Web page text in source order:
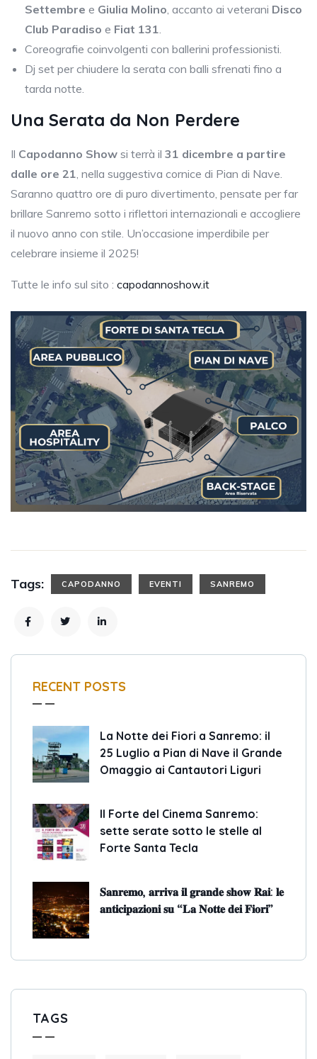
Settembre e Giulia Molino , accanto ai veterani Disco
Club Paradiso e Fiat 131
Coreografie coinvolgenti con ballerini professionisti.
Dj set per chiudere la serata con balli sfrenati fino a
tarda notte.
Una Serata da Non Perdere
Il Capodanno Show si terrà il 31 dicembre a partire
dalle ore 21 , nella suggestiva cornice di Pian di Nave.
Saranno quattro ore di puro divertimento, pensate per far
brillare Sanremo sotto i riflettori internazionali e accogliere
il nuovo anno con stile. Un’occasione imperdibile per
celebrare insieme il 2025!
Tutte le info sul sito : capodannoshow.it
Tags: CAPODANNO EVENTI SANREMO
RECENT POSTS
La Notte dei Fiori a Sanremo: il
25 Luglio a Pian di Nave il Grande
Omaggio ai Cantautori Liguri
Il Forte del Cinema Sanremo:
sette serate sotto le stelle al
Forte Santa Tecla
𝐒𝐚𝐧𝐫𝐞𝐦𝐨, 𝐚𝐫𝐫𝐢𝐯𝐚 𝐢𝐥 𝐠𝐫𝐚𝐧𝐝𝐞 𝐬𝐡𝐨𝐰 𝐑𝐚𝐢: 𝐥𝐞
𝐚𝐧𝐭𝐢𝐜𝐢𝐩𝐚𝐳𝐢𝐨𝐧𝐢 𝐬𝐮 “𝐋𝐚 𝐍𝐨𝐭𝐭𝐞 𝐝𝐞𝐢 𝐅𝐢𝐨𝐫𝐢”
TAGS